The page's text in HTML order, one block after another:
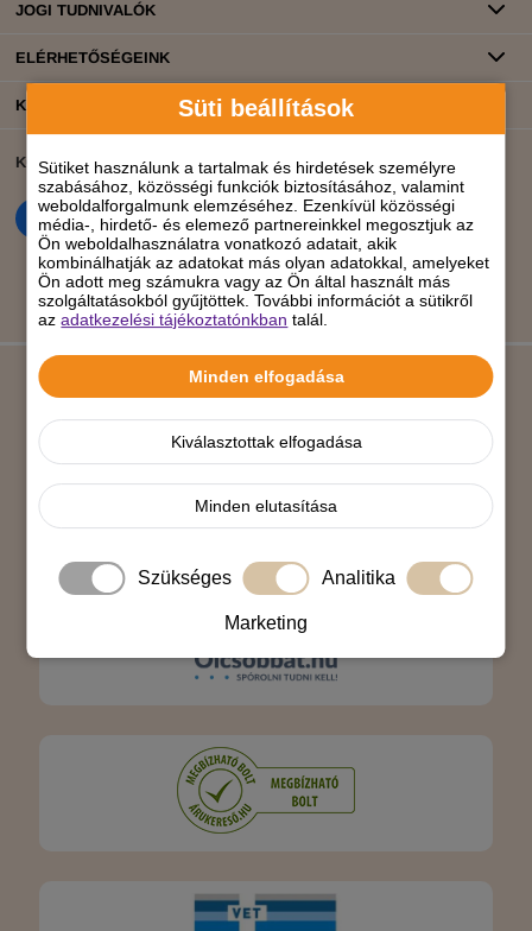
Süti beállítások
Sütiket használunk a tartalmak és hirdetések személyre
szabásához, közösségi funkciók biztosításához, valamint
weboldalforgalmunk elemzéséhez. Ezenkívül közösségi
média-, hirdető- és elemező partnereinkkel megosztjuk az
Ön weboldalhasználatra vonatkozó adatait, akik
kombinálhatják az adatokat más olyan adatokkal, amelyeket
Ön adott meg számukra vagy az Ön által használt más
szolgáltatásokból gyűjtöttek. További információt a sütikről
azadatkezelési tájékoztatónkban talál.
Minden elfogadása
Kiválasztottak elfogadása
Minden elutasítása
Szükséges Analitika
Marketing
JOGI TUDNIVALÓK
ELÉRHETŐSÉGEINK
KATEGÓRIÁK
KÖZÖSSÉGI ÉLET BANKKÁRTYÁS FIZETÉS